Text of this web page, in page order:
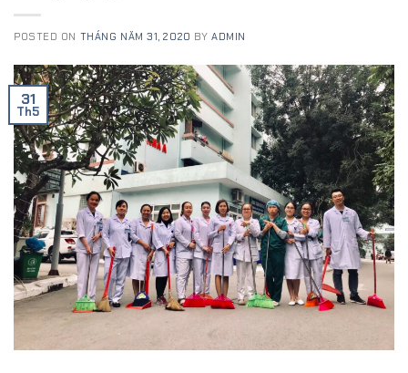
POSTED ON THÁNG NĂM 31, 2020 BY ADMIN
31
Th5